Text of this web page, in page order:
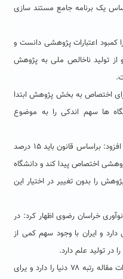
یک برنامه جامع مستند سازی
کمبود اعتبارات پژوهشی دانست و
از تولید ناخالص ملی به پژوهش
اختصاص به بخش پژوهش ابتدا
ها سهم اندکی را به موضوع
معاون پژوهشی و فناوری دانشگاه فردوسی افزود: براساس قانون باید ۱۵ درصد
اختصاص پیدا کند و دانشگاه
را بدون تغییر در اختیار این
خراسان رضوی اظهار کرد: در
دارد و ایران با وجود سهم کمی از
دکتربهرامی گفت: ایران در نوآوری از تولیدات مقاله رتبه ۷۸ دنیا را دارد و یرای